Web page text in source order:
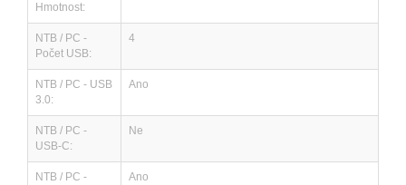
Hmotnost:
NTB / PC -
Počet USB:
4
NTB / PC - USB
3.0:
Ano
NTB / PC -
USB-C:
Ne
NTB / PC -
Ano